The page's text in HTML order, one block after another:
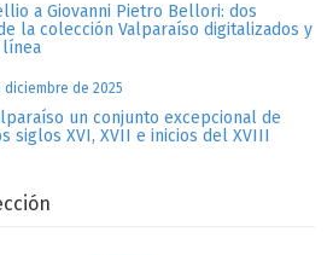
a Giovanni Pietro Bellori: dos
la colección Valparaíso digitalizados y
diciembre de 2025
un conjunto excepcional de
siglos XVI, XVII e inicios del XVIII